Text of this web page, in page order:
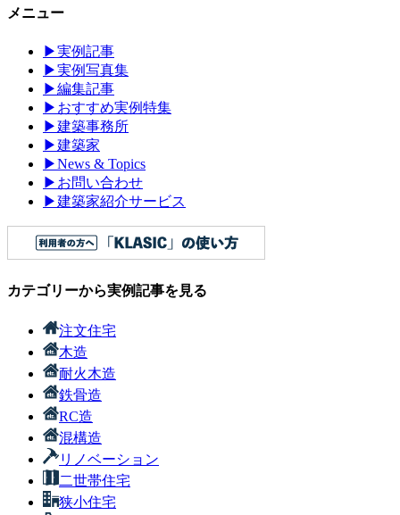
メニュー
▶実例記事
▶実例写真集
▶編集記事
▶ おすすめ実例特集
▶建築事務所
▶建築家
▶News & Topics
▶ お問い合わせ
▶建築家紹介サービス
カテゴリーから実例記事を見る
注文住宅
木造
耐火木造
鉄骨造
RC造
混構造
リノベーション
二世帯住宅
狭小住宅